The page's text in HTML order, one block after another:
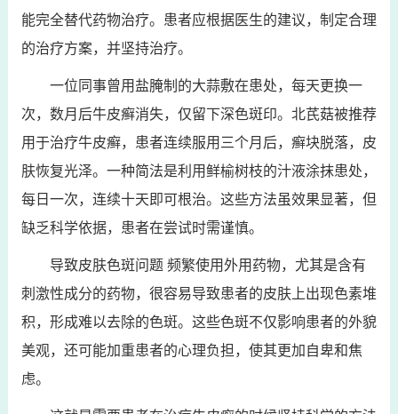
能完全替代药物治疗。患者应根据医生的建议，制定合理
的治疗方案，并坚持治疗。
一位同事曾用盐腌制的大蒜敷在患处，每天更换一
次，数月后牛皮癣消失，仅留下深色斑印。北芪菇被推荐
用于治疗牛皮癣，患者连续服用三个月后，癣块脱落，皮
肤恢复光泽。一种简法是利用鲜榆树枝的汁液涂抹患处，
每日一次，连续十天即可根治。这些方法虽效果显著，但
缺乏科学依据，患者在尝试时需谨慎。
导致皮肤色斑问题 频繁使用外用药物，尤其是含有
刺激性成分的药物，很容易导致患者的皮肤上出现色素堆
积，形成难以去除的色斑。这些色斑不仅影响患者的外貌
美观，还可能加重患者的心理负担，使其更加自卑和焦
虑。